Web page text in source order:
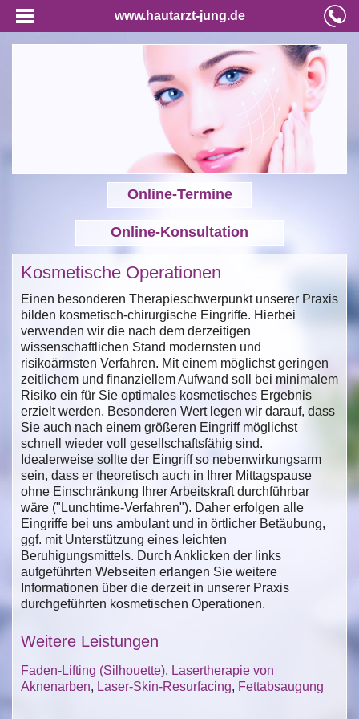
www.hautarzt-jung.de
Online-Termine
Online-Konsultation
Kosmetische Operationen
Einen besonderen Therapieschwerpunkt unserer Praxis
bilden kosmetisch-chirurgische Eingriffe. Hierbei
verwenden wir die nach dem derzeitigen
wissenschaftlichen Stand modernsten und
risikoärmsten Verfahren. Mit einem möglichst geringen
zeitlichem und finanziellem Aufwand soll bei minimalem
Risiko ein für Sie optimales kosmetisches Ergebnis
erzielt werden. Besonderen Wert legen wir darauf, dass
Sie auch nach einem größeren Eingriff möglichst
schnell wieder voll gesellschaftsfähig sind.
Idealerweise sollte der Eingriff so nebenwirkungsarm
sein, dass er theoretisch auch in Ihrer Mittagspause
ohne Einschränkung Ihrer Arbeitskraft durchführbar
wäre ("Lunchtime-Verfahren"). Daher erfolgen alle
Eingriffe bei uns ambulant und in örtlicher Betäubung,
ggf. mit Unterstützung eines leichten
Beruhigungsmittels. Durch Anklicken der links
aufgeführten Webseiten erlangen Sie weitere
Informationen über die derzeit in unserer Praxis
durchgeführten kosmetischen Operationen.
Weitere Leistungen
Faden-Lifting (Silhouette), Lasertherapie von
Aknenarben, Laser-Skin-Resurfacing, Fettabsaugung